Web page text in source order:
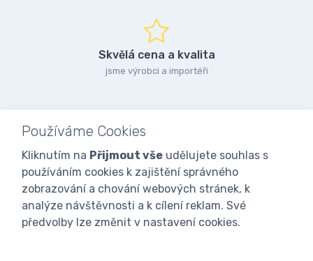
Skvělá cena a kvalita
jsme výrobci a importéři
Používáme Cookies
Kliknutím na Přijmout vše udělujete souhlas s
používáním cookies k zajištění správného
zobrazování a chování webových stránek, k
analýze návštěvnosti a k cílení reklam. Své
předvolby lze změnit v nastavení cookies.